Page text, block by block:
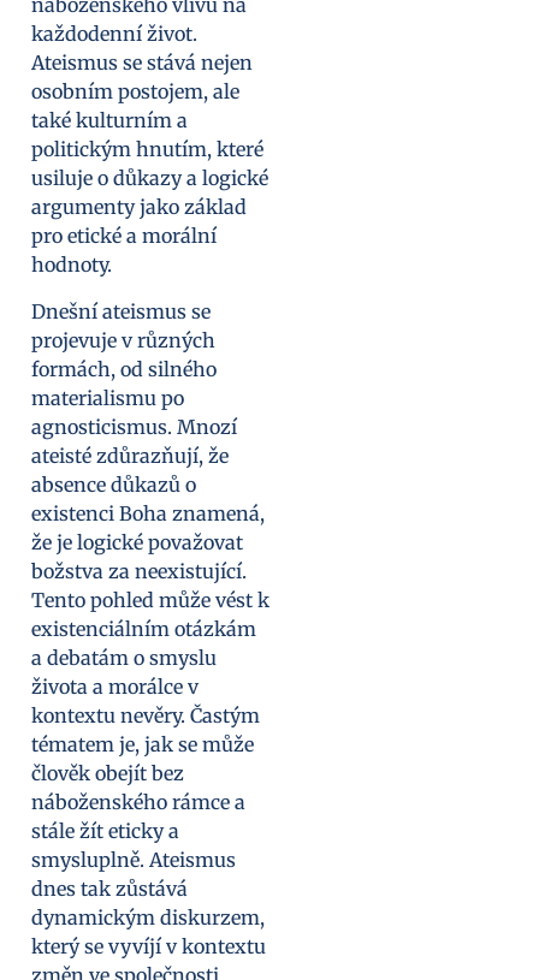
náboženského vlivu na
každodenní život.
Ateismus se stává nejen
osobním postojem, ale
také kulturním a
politickým hnutím, které
usiluje o důkazy a logické
argumenty jako základ
pro etické a morální
hodnoty.
Dnešní ateismus se
projevuje v různých
formách, od silného
materialismu po
agnosticismus. Mnozí
ateisté zdůrazňují, že
absence důkazů o
existenci Boha znamená,
že je logické považovat
božstva za neexistující.
Tento pohled může vést k
existenciálním otázkám
a debatám o smyslu
života a morálce v
kontextu nevěry. Častým
tématem je, jak se může
člověk obejít bez
náboženského rámce a
stále žít eticky a
smysluplně. Ateismus
dnes tak zůstává
dynamickým diskurzem,
který se vyvíjí v kontextu
změn ve společnosti,